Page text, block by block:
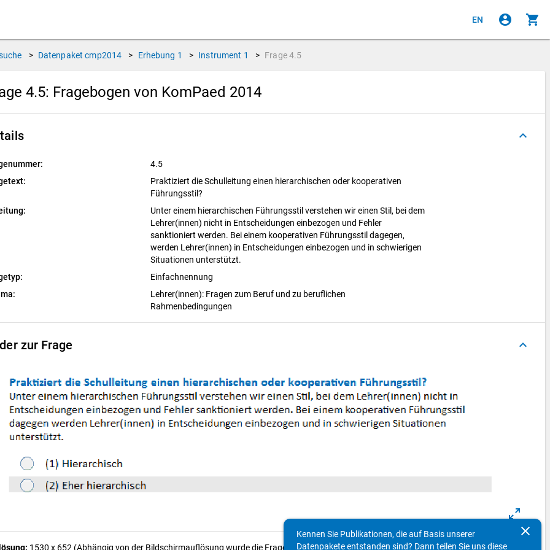
EN account_circle shopping_cart
> Datenpaket cmp2014 > Erhebung 1 > Instrument 1 > Frage4.5
4.5: Fragebogen von KomPaed 2014
keyboard_arrow_up
4.5
Praktiziert die Schulleitung einen hierarchischen oder kooperativen
Führungsstil?
Unter einem hierarchischen Führungsstil verstehen wir einen Stil, bei dem
Lehrer(innen) nicht in Entscheidungen einbezogen und Fehler
sanktioniert werden. Bei einem kooperativen Führungsstil dagegen,
werden Lehrer(innen) in Entscheidungen einbezogen und in schwierigen
Situationen unterstützt.
Einfachnennung
Lehrer(innen): Fragen zum Beruf und zu beruflichen
Rahmenbedingungen
zur Frage keyboard_arrow_up
1530 x 652 (Abhängig von der Bildschirmauflösung wurde die Frage unterschiedlich dargestellt.)
clear
Kennen Sie Publikationen, die auf Basis unserer
Datenpakete entstanden sind? Dann teilen Sie uns diese